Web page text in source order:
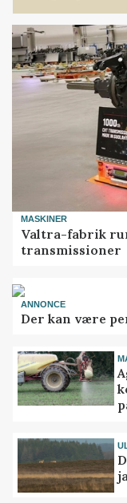
MASKINER
Valtra-fabrik
transmissioner
ANNONCE
Der kan være